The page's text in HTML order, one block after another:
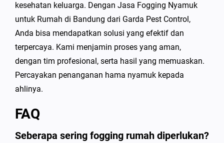
kesehatan keluarga. Dengan Jasa Fogging Nyamuk
untuk Rumah di Bandung dari Garda Pest Control,
Anda bisa mendapatkan solusi yang efektif dan
terpercaya. Kami menjamin proses yang aman,
dengan tim profesional, serta hasil yang memuaskan.
Percayakan penanganan hama nyamuk kepada
ahlinya.
FAQ
Seberapa sering fogging rumah diperlukan?